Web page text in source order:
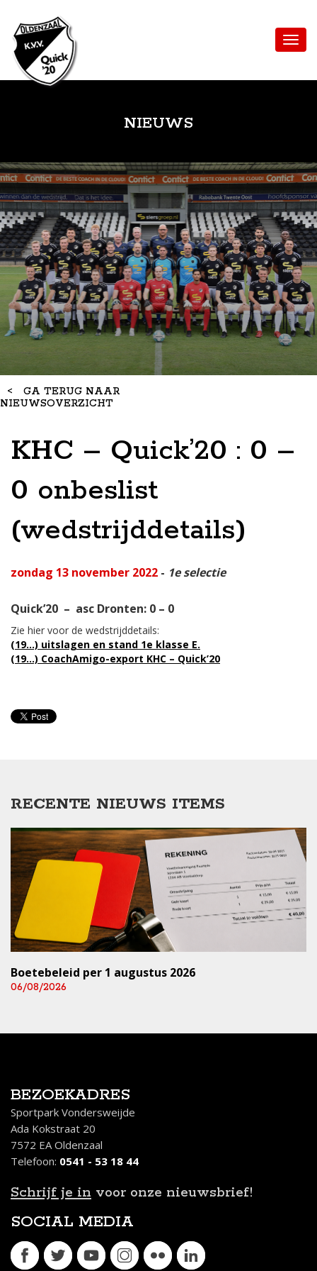
NIEUWS
< GA TERUG NAAR
NIEUWSOVERZICHT
KHC – Quick’20 : 0 –
0 onbeslist
(wedstrijddetails)
zondag 13 november 2022 - 1e selectie
Quick’20 – asc Dronten: 0 – 0
Zie hier voor de wedstrijddetails:
(19…) uitslagen en stand 1e klasse E.
(19…) CoachAmigo-export KHC – Quick’20
RECENTE NIEUWS ITEMS
Boetebeleid per 1 augustus 2026
06/08/2026
BEZOEKADRES
Sportpark Vondersweijde
Ada Kokstraat 20
7572 EA Oldenzaal
Telefoon: 0541 - 53 18 44
Schrijf je in voor onze nieuwsbrief!
SOCIAL MEDIA